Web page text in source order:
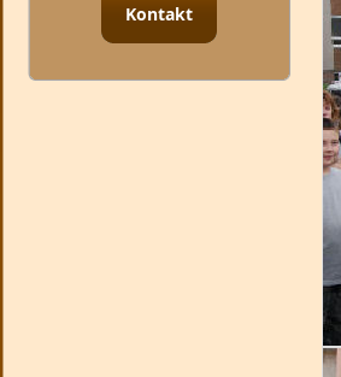
Kontakt